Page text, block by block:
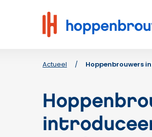
Hoppenbrouwers
Waar
leeft
Actueel / Hoppenbrouwers